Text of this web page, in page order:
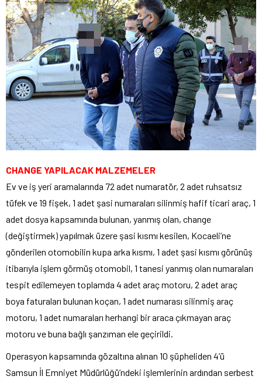
CHANGE YAPILACAK MALZEMELER
Ev ve iş yeri aramalarında 72 adet numaratör, 2 adet ruhsatsız
tüfek ve 19 fişek, 1 adet şasi numaraları silinmiş hafif ticari araç, 1
adet dosya kapsamında bulunan, yanmış olan, change
(değiştirmek) yapılmak üzere şasi kısmı kesilen, Kocaeli’ne
gönderilen otomobilin kupa arka kısmı, 1 adet şasi kısmı görünüş
itibarıyla işlem görmüş otomobil, 1 tanesi yanmış olan numaraları
tespit edilemeyen toplamda 4 adet araç motoru, 2 adet araç
boya faturaları bulunan koçan, 1 adet numarası silinmiş araç
motoru, 1 adet numaraları herhangi bir araca çıkmayan araç
motoru ve buna bağlı şanzıman ele geçirildi.
Operasyon kapsamında gözaltına alınan 10 şüpheliden 4’ü
Samsun İl Emniyet Müdürlüğü’ndeki işlemlerinin ardından serbest